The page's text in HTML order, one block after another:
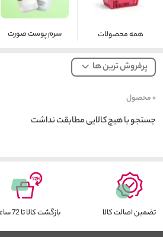
همه محصولات سرم پوست صورت
پرفروش ترین ها
۰محصول
جستجو با هیچ کالایی مطابقت نداشت
تضمین اصالت کالا بازگشت کالا تا 72 ساعت